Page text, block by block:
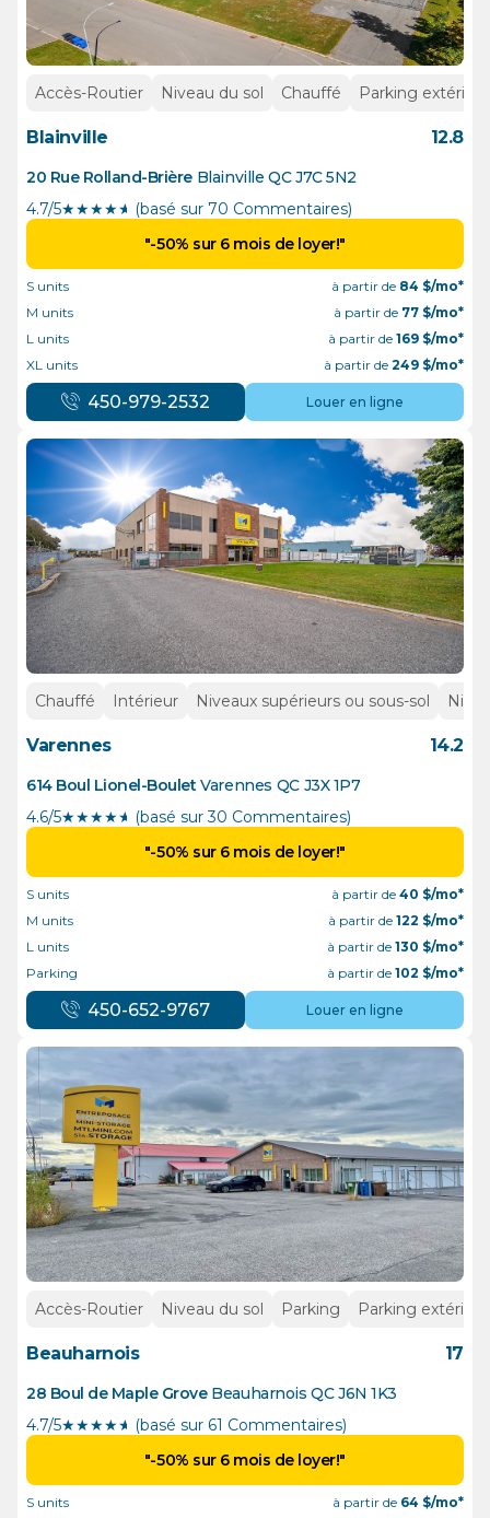
Accès-Routier Niveau du sol Chauffé Parking extérieur
Blainville 12.8
20 Rue Rolland-Brière Blainville QC J7C 5N2
4.7/5★★★★½ (basé sur 70 Commentaires)
"-50% sur 6 mois de loyer!"
S units à partir de 84 $/mo*
M units
à partir de 77 $/mo*
L units
à partir de 169 $/mo*
XL units
à partir de 249 $/mo*
450-979-2532 Louer en ligne
Chauffé Intérieur Niveaux supérieurs ou sous-sol
Varennes 14.2
614 Boul Lionel-Boulet Varennes QC J3X 1P7
4.6/5★★★★½ (basé sur 30 Commentaires)
"-50% sur 6 mois de loyer!"
S units à partir de 40 $/mo*
M units
à partir de 122 $/mo*
L units
à partir de 130 $/mo*
Parking
à partir de 102 $/mo*
450-652-9767 Louer en ligne
Accès-Routier Niveau du sol Parking Parking extérieur
Beauharnois 17
28 Boul de Maple Grove Beauharnois QC J6N 1K3
4.7/5★★★★½ (basé sur 61 Commentaires)
"-50% sur 6 mois de loyer!"
S units à partir de 64 $/mo*